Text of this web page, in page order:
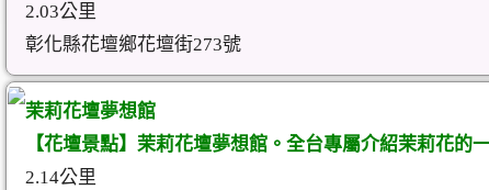
2.03公里
彰化縣花壇鄉花壇街273號
茉莉花壇夢想館
【花壇景點】茉莉花壇夢想館。全台專屬介紹茉莉花的
2.14公里